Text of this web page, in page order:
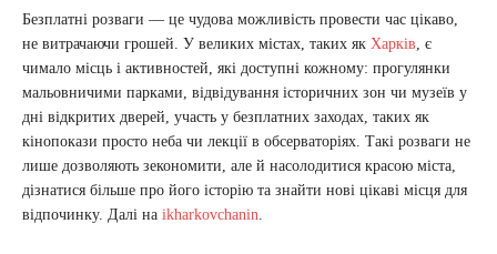
Безплатні розваги — це чудова можливість провести час цікаво,
не витрачаючи грошей. У великих містах, таких як Харків, є
чимало місць і активностей, які доступні кожному: прогулянки
мальовничими парками, відвідування історичних зон чи музеїв у
дні відкритих дверей, участь у безплатних заходах, таких як
кінопокази просто неба чи лекції в обсерваторіях. Такі розваги не
лише дозволяють зекономити, але й насолодитися красою міста,
дізнатися більше про його історію та знайти нові цікаві місця для
відпочинку. Далі на ikharkovchanin.